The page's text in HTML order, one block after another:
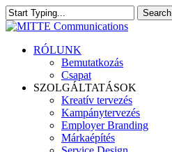
Skip
to
content
Search
Close
search
Menu
RÓLUNK
Bemutatkozás
Csapat
SZOLGÁLTATÁSOK
Kreatív tervezés
Kampánytervezés
Employer Branding
Márkaépítés